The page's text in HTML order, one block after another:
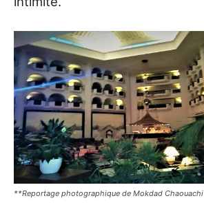
**Reportage photographique de Mokdad Chaouachi